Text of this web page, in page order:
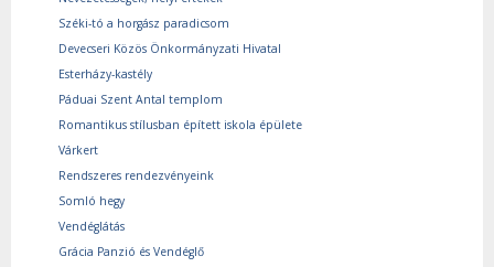
Széki-tó a horgász paradicsom
Devecseri Közös Önkormányzati Hivatal
Esterházy-kastély
Páduai Szent Antal templom
Romantikus stílusban épített iskola épülete
Várkert
Rendszeres rendezvényeink
Somló hegy
Vendéglátás
Grácia Panzió és Vendéglő